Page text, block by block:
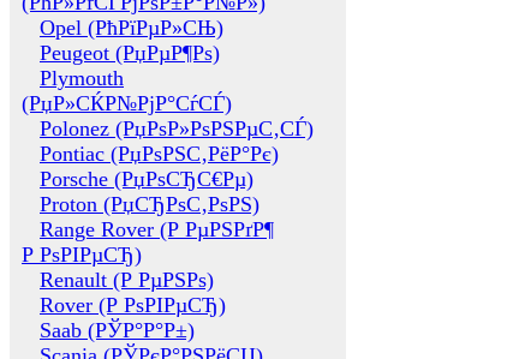
Opel (РћРїРµР»СЊ)
Peugeot (РџРµР¶Рѕ)
Plymouth
(РџР»СЌР№РјР°СѓСЃ)
Polonez (РџРѕР»РѕРЅРµС‚СЃ)
Pontiac (РџРѕРЅС‚РёР°Рє)
Porsche (РџРѕСЂС€Рµ)
Proton (РџСЂРѕС‚РѕРЅ)
Range Rover (Р РµРЅРґР¶
Р РѕРІРµСЂ)
Renault (Р РµРЅРѕ)
Rover (Р РѕРІРµСЂ)
Saab (РЎР°Р°Р±)